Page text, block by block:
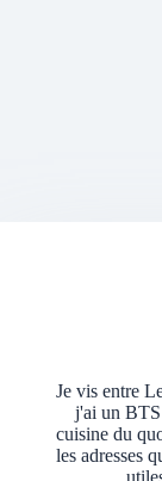
Je vis entre
j'ai un BTS
cuisine du
les adresses